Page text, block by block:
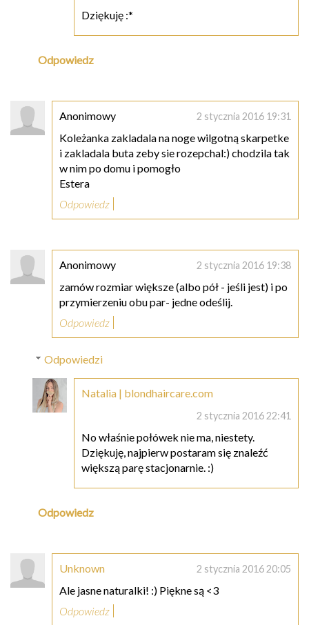
Dziękuję :*
Odpowiedz
Anonimowy 2 stycznia 2016 19:31
Koleżanka zakladala na noge wilgotną skarpetke
i zakladala buta zeby sie rozepchal:) chodzila tak
w nim po domu i pomogło
Estera
Odpowiedz
Anonimowy 2 stycznia 2016 19:38
zamów rozmiar większe (albo pół - jeśli jest) i po
przymierzeniu obu par- jedne odeślij.
Odpowiedz
Odpowiedzi
Natalia | blondhaircare.com
2 stycznia 2016 22:41
No właśnie połówek nie ma, niestety.
Dziękuję, najpierw postaram się znaleźć
większą parę stacjonarnie. :)
Odpowiedz
Unknown 2 stycznia 2016 20:05
Ale jasne naturalki! :) Piękne są <3
Odpowiedz